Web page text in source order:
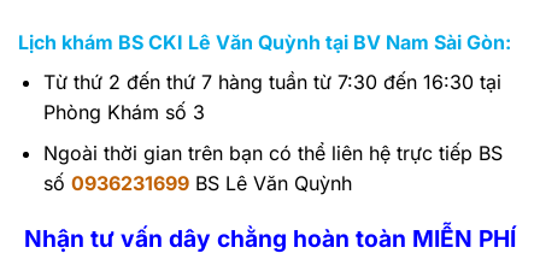
Lịch khám BS CKI Lê Văn Quỳnh tại BV Nam Sài Gòn:
Từ thứ 2 đến thứ 7 hàng tuần từ 7:30 đến 16:30 tại
Phòng Khám số 3
Ngoài thời gian trên bạn có thể liên hệ trực tiếp BS
số 0936231699BS Lê Văn Quỳnh
Nhận tư vấn dây chằng hoàn toàn MIỄN PHÍ